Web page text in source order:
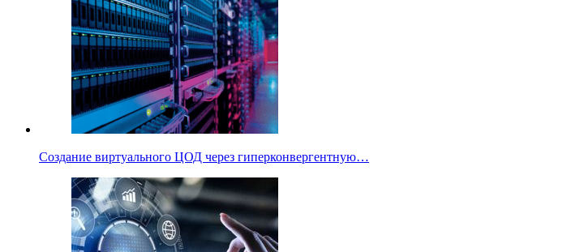
Создание виртуального ЦОД через гиперконвергентную…